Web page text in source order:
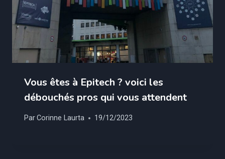
Vous êtes à Epitech ? voici les
débouchés pros qui vous attendent
ParCorinne Laurta 19/12/2023